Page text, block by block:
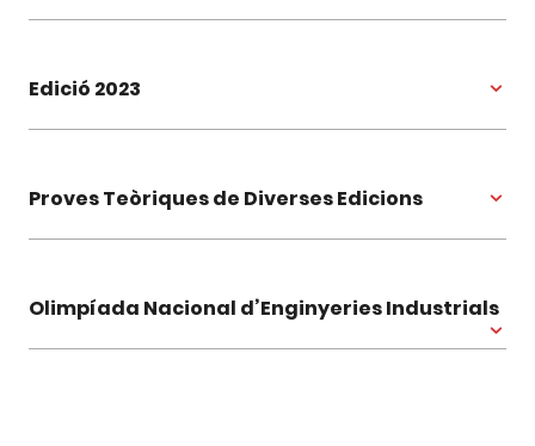
Edició 2023
Proves Teòriques de Diverses Edicions
Olimpíada Nacional d’Enginyeries Industrials